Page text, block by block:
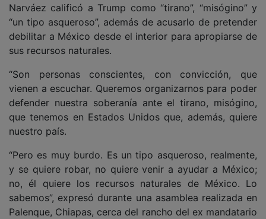
Narváez calificó a Trump como “tirano”, “misógino” y
“un tipo asqueroso”, además de acusarlo de pretender
debilitar a México desde el interior para apropiarse de
sus recursos naturales.
“Son personas conscientes, con convicción, que
vienen a escuchar. Queremos organizarnos para poder
defender nuestra soberanía ante el tirano, misógino,
que tenemos en Estados Unidos que, además, quiere
nuestro país.
“Pero es muy burdo. Es un tipo asqueroso, realmente,
y se quiere robar, no quiere venir a ayudar a México;
no, él quiere los recursos naturales de México. Lo
sabemos”, expresó durante una asamblea realizada en
Palenque, Chiapas, cerca del rancho del ex mandatario